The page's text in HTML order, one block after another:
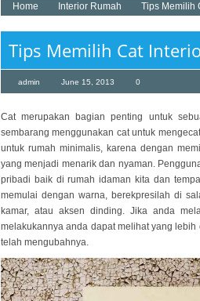
Home Interior Rumah Tips Memilih
Tips Memilih Cat
admin June 15, 2013 0
Cat merupakan bagian penting untuk
sembarang menggunakan cat untuk
untuk rumah minimalis, karena dengan
yang menjadi menarik dan nyaman.
pribadi baik di rumah idaman kita dan
memulai dengan warna, berekpresilah di
kamar, atau aksen dinding. Jika anda
melakukannya anda dapat melihat yang
telah mengubahnya.